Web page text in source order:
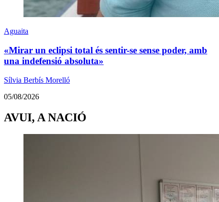
Aguaita
«Mirar un eclipsi total és sentir-se sense poder, amb
una indefensió absoluta»
Sílvia Berbís Morelló
05/08/2026
AVUI, A NACIÓ